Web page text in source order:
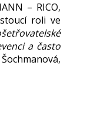
– RICO,
roli ve
a často